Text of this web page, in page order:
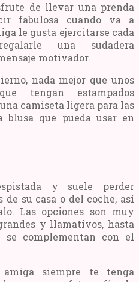
de llevar una prenda
fabulosa cuando va a
le gusta ejercitarse cada
una sudadera
motivador.
nada mejor que unos
tengan estampados
camiseta ligera para las
blusa que pueda usar en
y suele perder
su casa o del coche, así
Las opciones son muy
y llamativos, hasta
se complementan con el
siempre te tenga